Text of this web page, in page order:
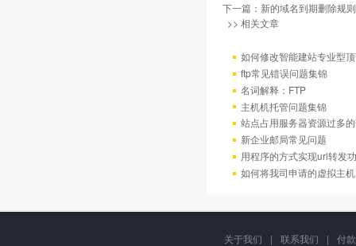
下一篇： 新的域名到期删除规
>> 相关文章
如何修改智能建站专业型
ftp常见错误问题集锦
名词解释：FTP
主机机托管问题集锦
站点占用服务器资源过多
新企业邮局常见问题
用程序的方式实现url转发
如何将我司申请的虚拟主
关于我们 | 联系我们 |
付